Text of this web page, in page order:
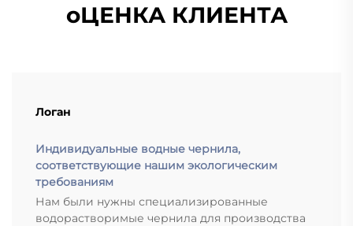
оЦЕНКА КЛИЕНТА
Логан
Индивидуальные водные чернила,
соответствующие нашим экологическим
требованиям
Нам были нужны специализированные
водорастворимые чернила для производства